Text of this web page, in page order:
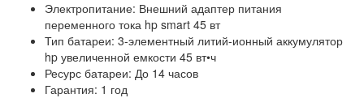
Электропитание: Внешний адаптер питания
переменного тока hp smart 45 вт
Тип батареи: 3-элементный литий-ионный аккумулятор
hp увеличенной емкости 45 вт•ч
Ресурс батареи: До 14 часов
Гарантия: 1 год